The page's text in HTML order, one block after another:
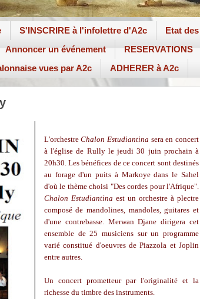
S'INSCRIRE à l'infolettre d'A2c Etat
Annoncer un événement RESERVATIONS
vues par A2c
ADHERER à A2c
L'orchestreChalon Estudiantina sera en concert
à l'église de Rully le jeudi 30 juin prochain à
20h30. Les bénéfices de ce concert sont destinés
au forage d'un puits à Markoye dans le Sahel
d'où le thème choisi "Des cordes pour l'Afrique".
Chalon Estudiantina est un orchestre à plectre
composé de mandolines, mandoles, guitares et
d'une contrebasse. Merwan Djane dirigera cet
ensemble de 25 musiciens sur un programme
varié constitué d'oeuvres de Piazzola et Joplin
entre autres.
Un concert prometteur par l'originalité et la
richesse du timbre des instruments.